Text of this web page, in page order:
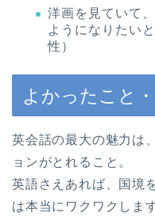
洋画を見ていて
ようになりたい
性）
よかったこと
英会話の最大の魅力は
ョンがとれること。
英語さえあれば、国境
は本当にワクワクします